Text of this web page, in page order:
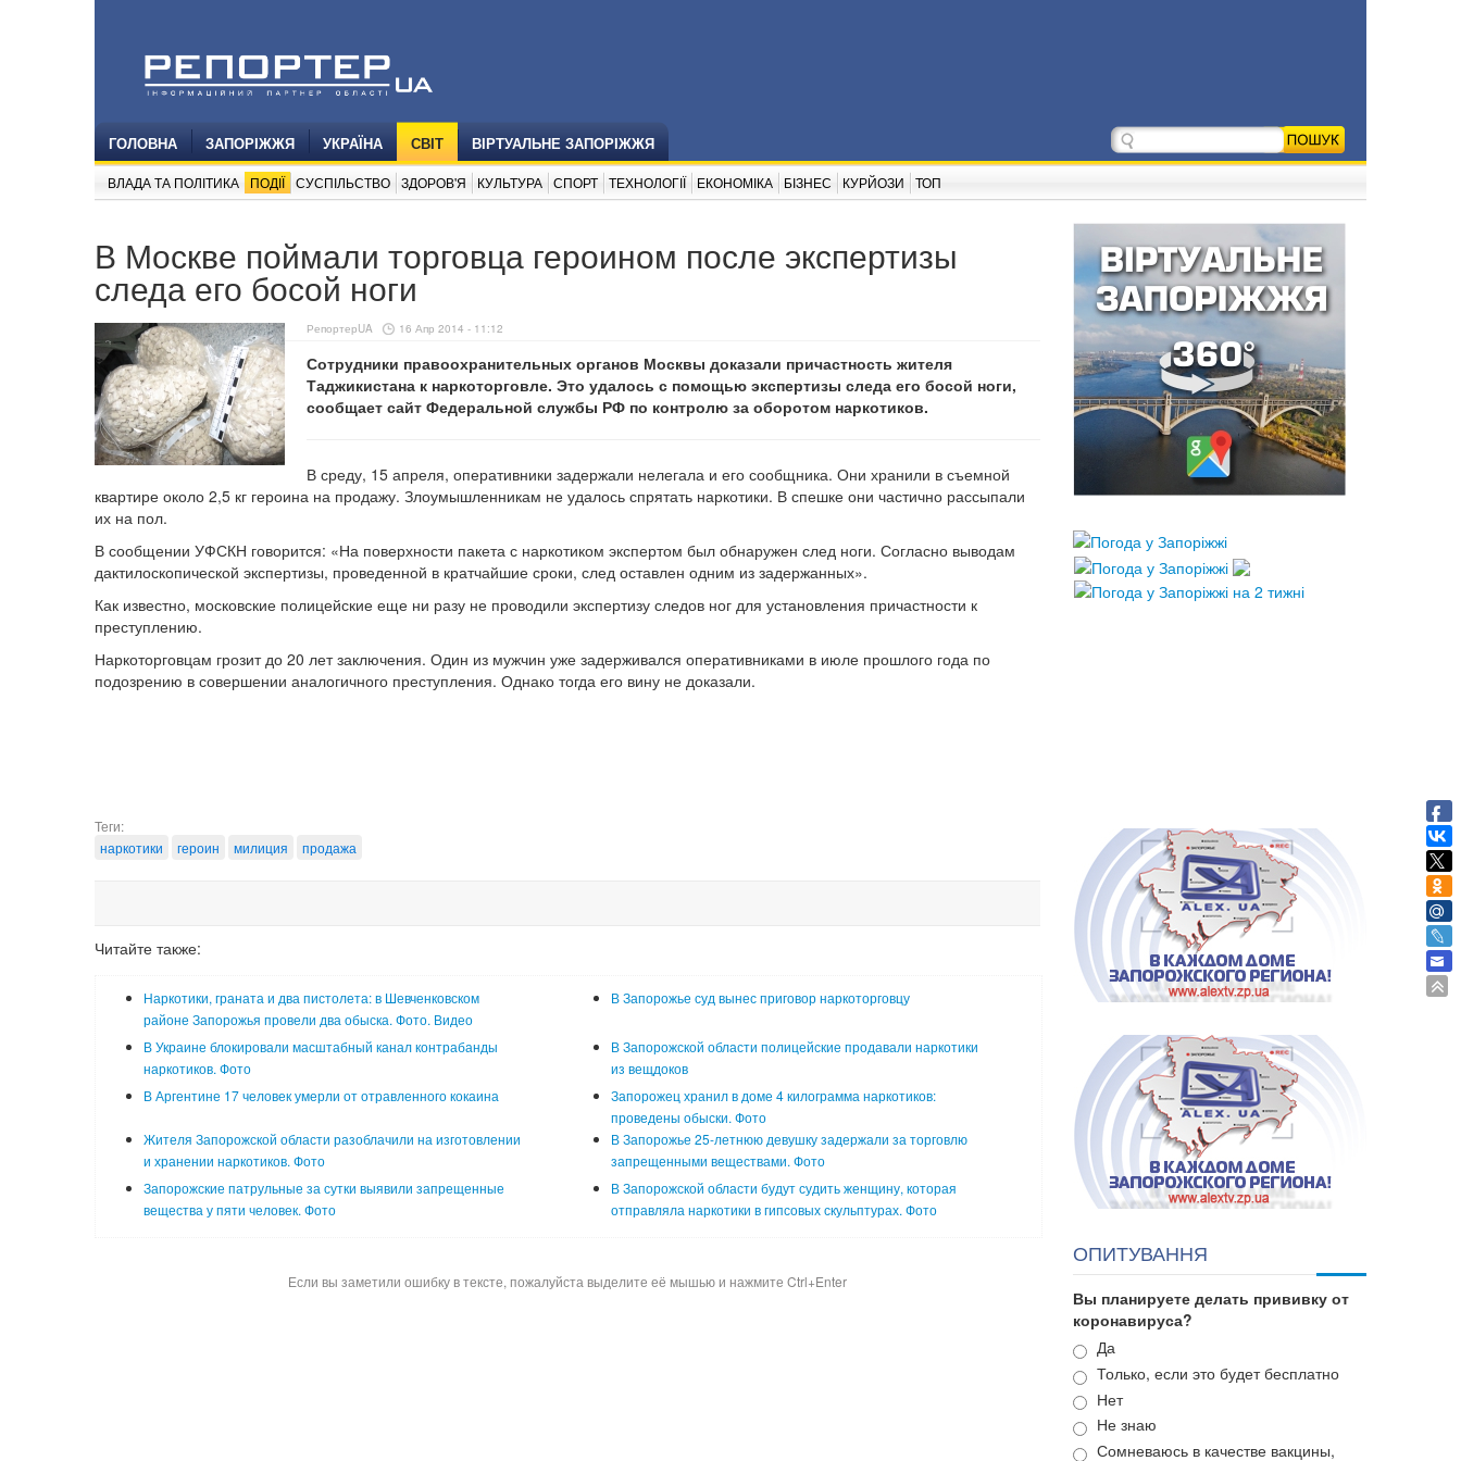
ГОЛОВНА ЗАПОРІЖЖЯ УКРАЇНА СВІТ ВІРТУАЛЬНЕ ЗАПОРІЖЖЯ
ВЛАДА ТА ПОЛІТИКА ПОДІЇ СУСПІЛЬСТВО ЗДОРОВ'Я КУЛЬТУРА СПОРТ ТЕХНОЛОГІЇ ЕКОНОМІКА БІЗНЕС КУРЙОЗИ ТОП
В Москве поймали торговца героином после экспертизы
следа его босой ноги
РепортерUA 16 Апр 2014 - 11:12
Сотрудники правоохранительных органов Москвы доказали причастность жителя
Таджикистана к наркоторговле. Это удалось с помощью экспертизы следа его босой ноги,
сообщает сайт Федеральной службы РФ по контролю за оборотом наркотиков.
В среду, 15 апреля, оперативники задержали нелегала и его сообщника. Они хранили в съемной
квартире около 2,5 кг героина на продажу. Злоумышленникам не удалось спрятать наркотики. В спешке они частично рассыпали
их на пол.
В сообщении УФСКН говорится: «На поверхности пакета с наркотиком экспертом был обнаружен след ноги. Согласно выводам
дактилоскопической экспертизы, проведенной в кратчайшие сроки, след оставлен одним из задержанных».
Как известно, московские полицейские еще ни разу не проводили экспертизу следов ног для установления причастности к
преступлению.
Наркоторговцам грозит до 20 лет заключения. Один из мужчин уже задерживался оперативниками в июле прошлого года по
подозрению в совершении аналогичного преступления. Однако тогда его вину не доказали.
Теги:
наркотики
героин милиция продажа
Читайте также:
Наркотики, граната и два пистолета: в Шевченковском
районе Запорожья провели два обыска. Фото. Видео
В Запорожье суд вынес приговор наркоторговцу
В Украине блокировали масштабный канал контрабанды
наркотиков. Фото
В Запорожской области полицейские продавали наркотики
из вещдоков
В Аргентине 17 человек умерли от отравленного кокаина
Запорожец хранил в доме 4 килограмма наркотиков:
проведены обыски. Фото
Жителя Запорожской области разоблачили на изготовлении
и хранении наркотиков. Фото
В Запорожье 25-летнюю девушку задержали за торговлю
запрещенными веществами. Фото
Запорожские патрульные за сутки выявили запрещенные
вещества у пяти человек. Фото
В Запорожской области будут судить женщину, которая
отправляла наркотики в гипсовых скульптурах. Фото
Если вы заметили ошибку в тексте, пожалуйста выделите её мышью и нажмите Ctrl+Enter
ОПИТУВАННЯ
Вы планируете делать прививку от
коронавируса?
Варианты
Да
Только, если это будет бесплатно
Нет
Не знаю
Сомневаюсь в качестве вакцины,